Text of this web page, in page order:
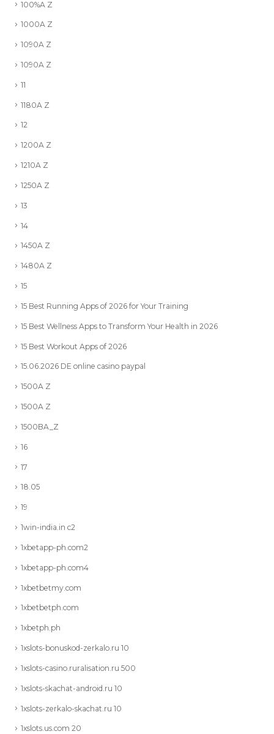
100%A Z
1000A Z
1090A Z
1090A Z
11
1180A Z
12
1200A Z
1210A Z
1250A Z
13
14
1450A Z
1480A Z
15
15 Best Running Apps of 2026 for Your Training
15 Best Wellness Apps to Transform Your Health in 2026
15 Best Workout Apps of 2026
15.06.2026 DE online casino paypal
1500A Z
1500A Z
1500BA_Z
16
17
18.05
19
1win-india.in c2
1xbetapp-ph.com2
1xbetapp-ph.com4
1xbetbetmy.com
1xbetbetph.com
1xbetph.ph
1xslots-bonuskod-zerkalo.ru 10
1xslots-casino.ruralisation.ru 500
1xslots-skachat-android.ru 10
1xslots-zerkalo-skachat.ru 10
1xslots.us.com 20